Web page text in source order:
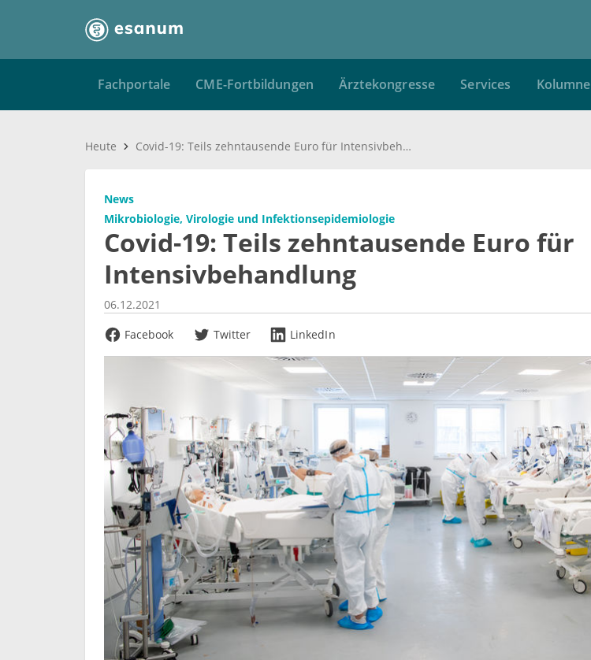
Fachportale CME-Fortbildungen Ärztekongresse Services Kolumne
Heute Covid-19: Teils zehntausende Euro für Intensivbehandlung
News
Mikrobiologie, Virologie und Infektionsepidemiologie
Covid-19: Teils zehntausende Euro für
Intensivbehandlung
06.12.2021
Facebook
Twitter LinkedIn